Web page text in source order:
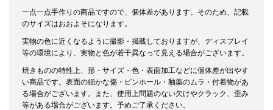
一点一点手作りの商品ですので、個体差があります。そのため、記載
のサイズはおおよそになります。
実物の色に近くなるように撮影・掲載しておりますが、ディスプレイ
等の環境により、実物と色が若干異なって見える場合がございます。
焼きものの特性上、形・サイズ・色・表面加工などに個体差が出やす
い商品です。表面の細かな傷・ピンホール・釉薬のムラ・付着物があ
る場合がございます。また、使用上問題のない欠けやクラック、歪み
等がある場合がございます。予めご了承ください。